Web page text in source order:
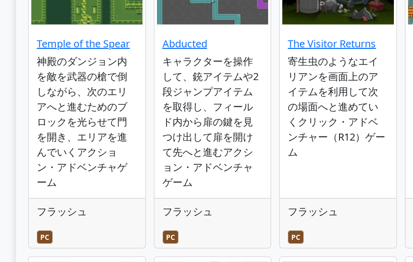
Temple of the Spear
神殿のダンジョン内
を敵を武器の槍で倒
しながら、次のエリ
アへと進むためのブ
ロックを光らせて門
を開き、エリアを進
んでいくアクショ
ン・アドベンチャゲ
ーム
フラッシュ
PC
Abducted
キャラクターを操作
して、銃アイテムや2
段ジャンプアイテム
を取得し、フィール
ド内から扉の鍵を見
つけ出して扉を開け
て先へと進むアクシ
ョン・アドベンチャ
ゲーム
フラッシュ
PC
The Visitor Returns
寄生虫のようなエイ
リアンを画面上のア
イテムを利用して次
の場面へと進めてい
くクリック・アドベ
ンチャー（R12）ゲー
ム
フラッシュ
PC